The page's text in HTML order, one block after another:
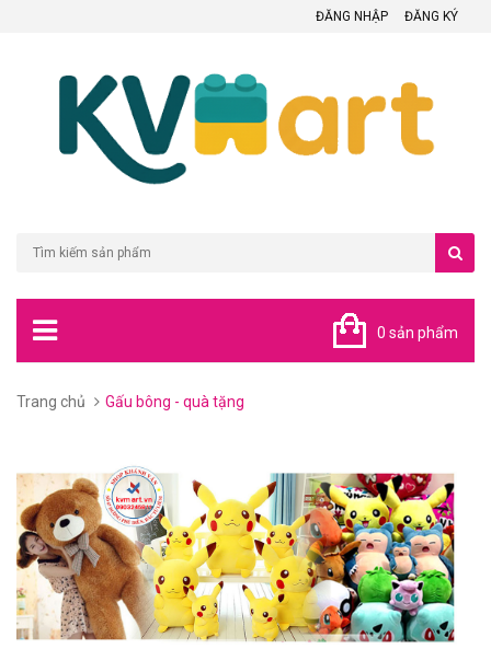
ĐĂNG NHẬP ĐĂNG KÝ
0 sản phẩm
Trang chủ Gấu bông - quà tặng